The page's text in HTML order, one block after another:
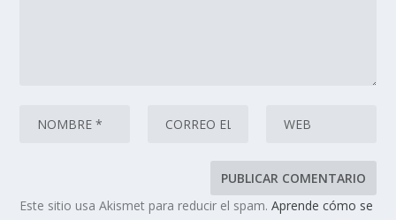
Este sitio usa Akismet para reducir el spam.Aprende cómo se